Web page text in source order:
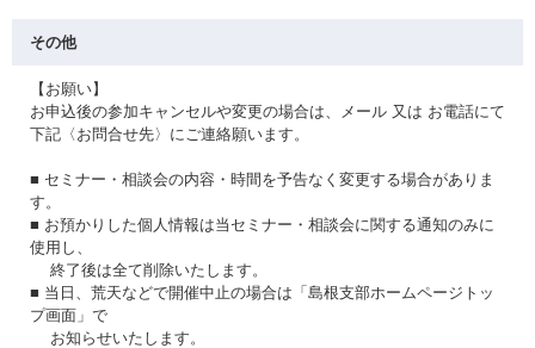
その他
【お願い】
お申込後の参加キャンセルや変更の場合は、メール 又は お電話にて
下記〈お問合せ先〉にご連絡願います。
■ セミナー・相談会の内容・時間を予告なく変更する場合がありま
す。
■ お預かりした個人情報は当セミナー・相談会に関する通知のみに
使用し、
終了後は全て削除いたします。
■ 当日、荒天などで開催中止の場合は「島根支部ホームページトッ
プ画面」で
お知らせいたします。